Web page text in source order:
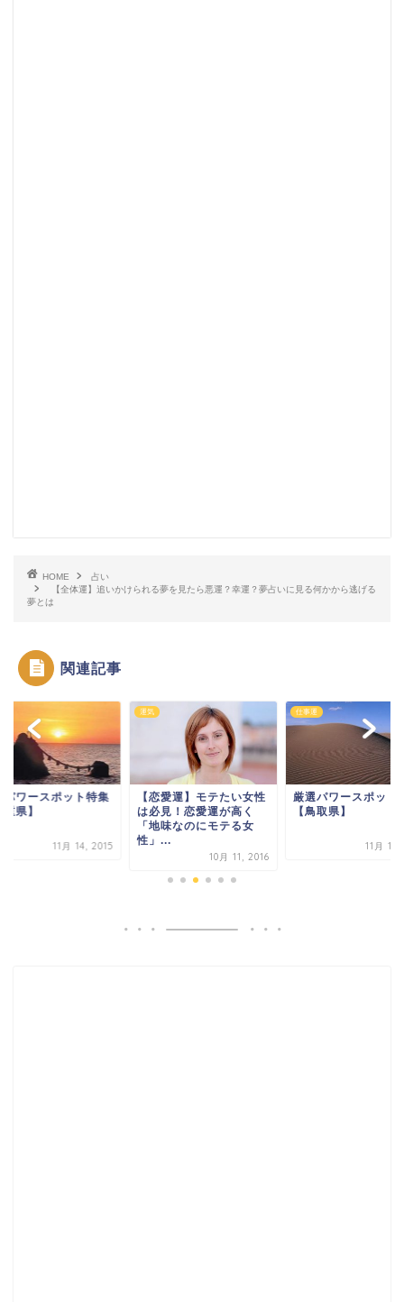
HOME
占い
【全体運】追いかけられる夢を見たら悪運？幸運？夢占いに見る何かから逃げる
夢とは
関連記事
パワースポット特集
県】
11月 14, 2015
運気
【恋愛運】モテたい女性
は必見！恋愛運が高く
「地味なのにモテる女
性」...
10月 11, 2016
仕事運
厳選パワースポット
【鳥取県】
11月 15,